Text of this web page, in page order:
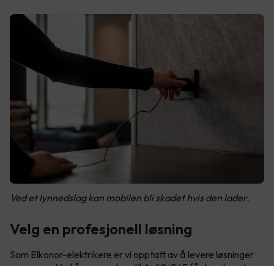
Ved et lynnedslag kan mobilen bli skadet hvis den lader.
Velg en profesjonell løsning
Som Elkonor-elektrikere er vi opptatt av å levere løsninger